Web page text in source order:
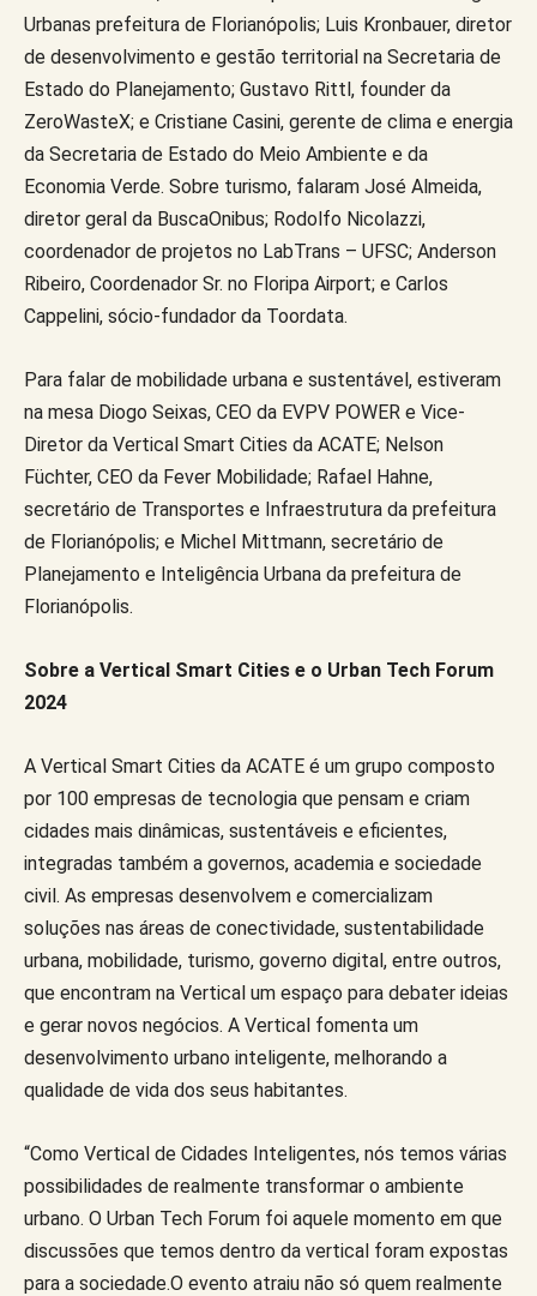
Urbanas prefeitura de Florianópolis; Luis Kronbauer, diretor
de desenvolvimento e gestão territorial na Secretaria de
Estado do Planejamento; Gustavo Rittl, founder da
ZeroWasteX; e Cristiane Casini, gerente de clima e energia
da Secretaria de Estado do Meio Ambiente e da
Economia Verde. Sobre turismo, falaram José Almeida,
diretor geral da BuscaOnibus; Rodolfo Nicolazzi,
coordenador de projetos no LabTrans – UFSC; Anderson
Ribeiro, Coordenador Sr. no Floripa Airport; e Carlos
Cappelini, sócio-fundador da Toordata.
Para falar de mobilidade urbana e sustentável, estiveram
na mesa Diogo Seixas, CEO da EVPV POWER e Vice-
Diretor da Vertical Smart Cities da ACATE; Nelson
Füchter, CEO da Fever Mobilidade; Rafael Hahne,
secretário de Transportes e Infraestrutura da prefeitura
de Florianópolis; e Michel Mittmann, secretário de
Planejamento e Inteligência Urbana da prefeitura de
Florianópolis.
Sobre a Vertical Smart Cities e o Urban Tech Forum
2024
A Vertical Smart Cities da ACATE é um grupo composto
por 100 empresas de tecnologia que pensam e criam
cidades mais dinâmicas, sustentáveis e eficientes,
integradas também a governos, academia e sociedade
civil. As empresas desenvolvem e comercializam
soluções nas áreas de conectividade, sustentabilidade
urbana, mobilidade, turismo, governo digital, entre outros,
que encontram na Vertical um espaço para debater ideias
e gerar novos negócios. A Vertical fomenta um
desenvolvimento urbano inteligente, melhorando a
qualidade de vida dos seus habitantes.
“Como Vertical de Cidades Inteligentes, nós temos várias
possibilidades de realmente transformar o ambiente
urbano. O Urban Tech Forum foi aquele momento em que
discussões que temos dentro da vertical foram expostas
para a sociedade.O evento atraiu não só quem realmente